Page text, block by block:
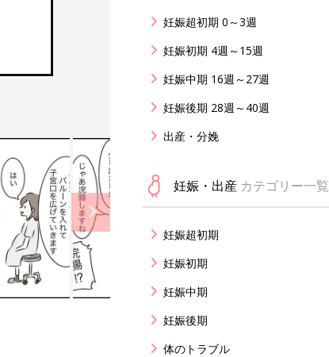
妊娠超初期 0～3週
妊娠初期 4週～15週
妊娠中期 16週～27週
妊娠後期 28週～40週
出産・分娩
妊娠・出産 カテゴリー一覧
妊娠超初期
妊娠初期
妊娠中期
妊娠後期
体のトラブル